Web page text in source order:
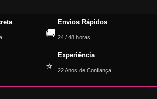
🚚
Envios Rápidos
24 / 48 horas
⭐
Experiência
22 Anos de Confiança